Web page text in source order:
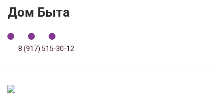
Дом Быта
8 (917) 515-30-12